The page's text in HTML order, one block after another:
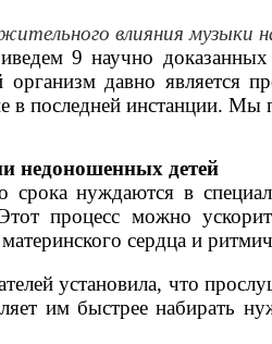
влияния музыки
9 научно доказанных
организм давно является
в последней инстанции.
недоношенных детей
срока нуждаются в
процесс можно
сердца и
установила, что
им быстрее набирать